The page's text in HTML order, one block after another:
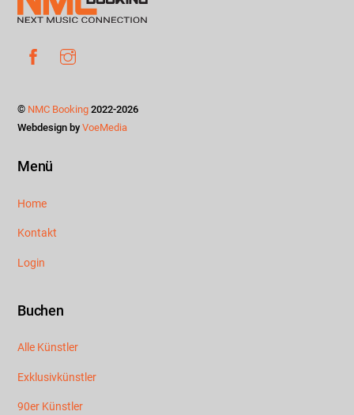
Facebook
© NMC Booking 2022-2026
Webdesign byVoeMedia
Menü
Home
Kontakt
Login
Buchen
Alle Künstler
Exklusivkünstler
90er Künstler